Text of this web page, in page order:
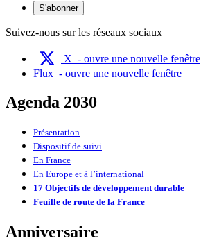
S'abonner
Suivez-nous sur les réseaux sociaux
X - ouvre une nouvelle fenêtre
Flux - ouvre une nouvelle fenêtre
Agenda 2030
Présentation
Dispositif de suivi
En France
En Europe et à l’international
17 Objectifs de développement durable
Feuille de route de la France
Anniversaire